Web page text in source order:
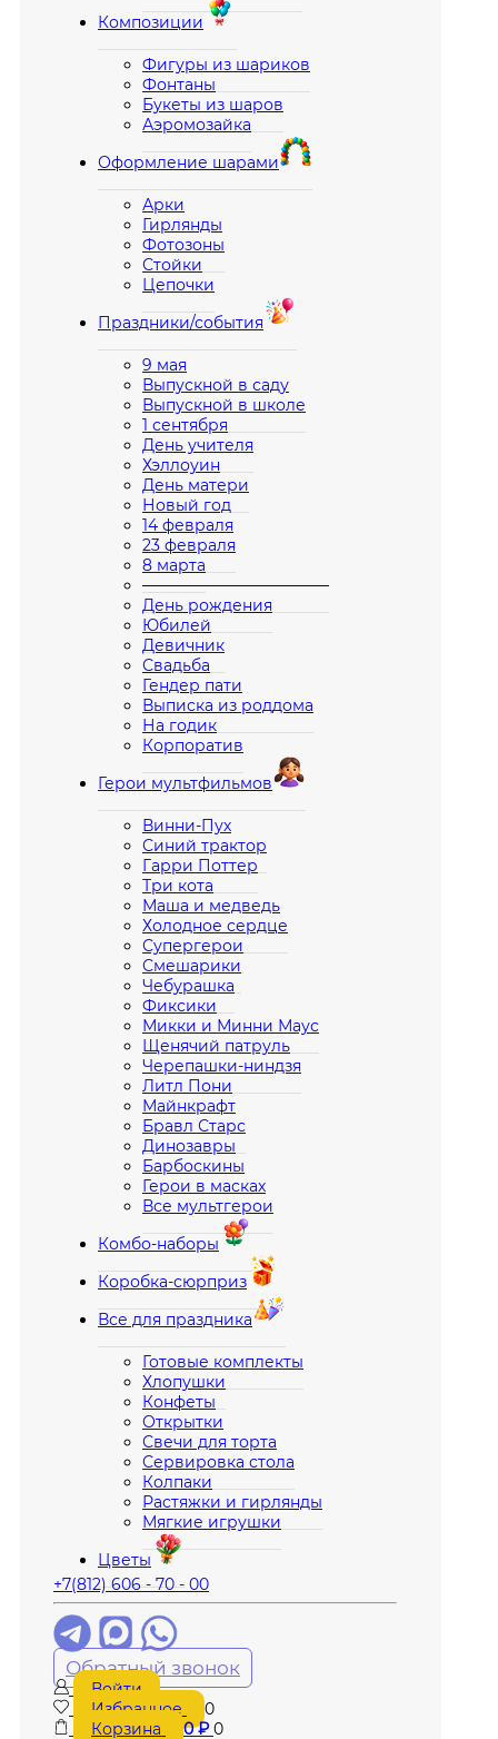
Композиции
Фигуры из шариков
Фонтаны
Букеты из шаров
Аэромозайка
Оформление шарами
Арки
Гирлянды
Фотозоны
Стойки
Цепочки
Праздники/события
9 мая
Выпускной в саду
Выпускной в школе
1 сентября
День учителя
Хэллоуин
День матери
Новый год
14 февраля
23 февраля
8 марта
————————————
День рождения
Юбилей
Девичник
Свадьба
Гендер пати
Выписка из роддома
На годик
Корпоратив
Герои мультфильмов
Винни-Пух
Синий трактор
Гарри Поттер
Три кота
Маша и медведь
Холодное сердце
Супергерои
Смешарики
Чебурашка
Фиксики
Микки и Минни Маус
Щенячий патруль
Черепашки-ниндзя
Литл Пони
Майнкрафт
Бравл Старс
Динозавры
Барбоскины
Герои в масках
Все мультгерои
Комбо-наборы
Коробка-сюрприз
Все для праздника
Готовые комплекты
Хлопушки
Конфеты
Открытки
Свечи для торта
Сервировка стола
Колпаки
Растяжки и гирлянды
Мягкие игрушки
Цветы
+7(812) 606 - 70 - 00
Обратный звонок
Войти
Избранное
0
Корзина
0₽ 0